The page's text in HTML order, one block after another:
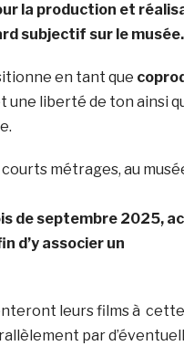
la production et
subjectif sur le musée.
en tant que
une liberté de ton ainsi
courts métrages, au
de septembre 2025,
d’y associer un
leurs films à cette
par